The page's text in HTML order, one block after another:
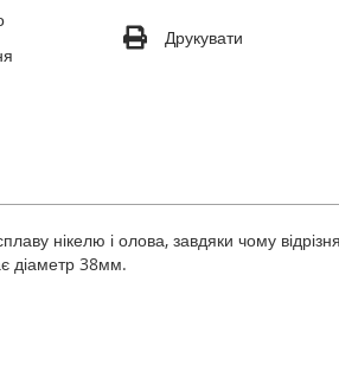
Друкувати
нікелю і олова, завдяки чому
діаметр 38мм.